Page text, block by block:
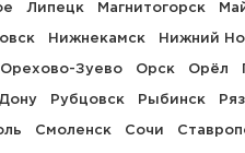
Липецк Магнитогорск
Нижнекамск Нижний
Орехово-Зуево Орск Орёл
Рубцовск Рыбинск
Смоленск Сочи